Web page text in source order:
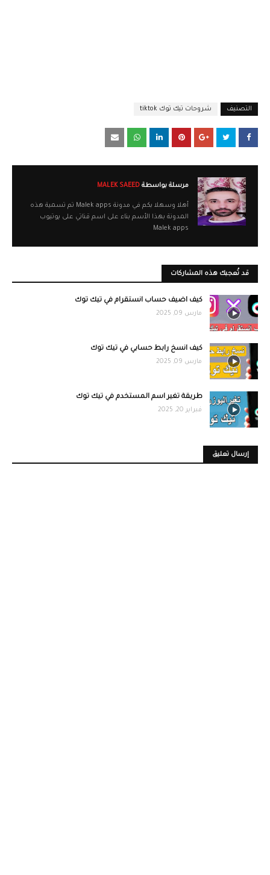
التصنيف شروحات تيك توك tiktok
مرسلة بواسطة
أهلا وسهلا بكم في مدونة Malek apps تم تسمية هذه
المدونة بهذا الأسم بناء على اسم قناتي على يوتيوب
Malek apps
قد تُعجبك هذه المشاركات
كيف اضيف حساب انستقرام في تيك توك
مارس 09, 2025
كيف انسخ رابط حسابي في تيك توك
مارس 09, 2025
طريقة تغير اسم المستخدم في تيك توك
فبراير 20, 2025
إرسال تعليق